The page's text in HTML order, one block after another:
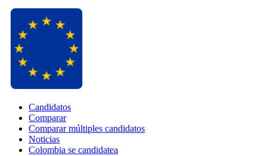
Candidatos
Comparar
Comparar múltiples candidatos
Noticias
Colombia se candidatea